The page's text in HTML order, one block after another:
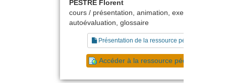
PESTRE Florent
cours / présentation, animation, exercice,
autoévaluation, glossaire
Présentation de la ressource pédagogique
Accéder à la ressource pédagogique